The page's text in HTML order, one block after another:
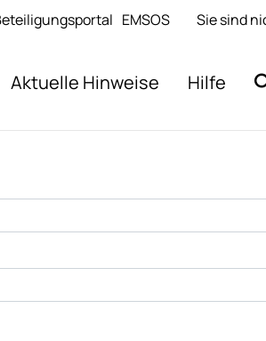
EMSOS Sie sind
Aktuelle Hinweise Hilfe